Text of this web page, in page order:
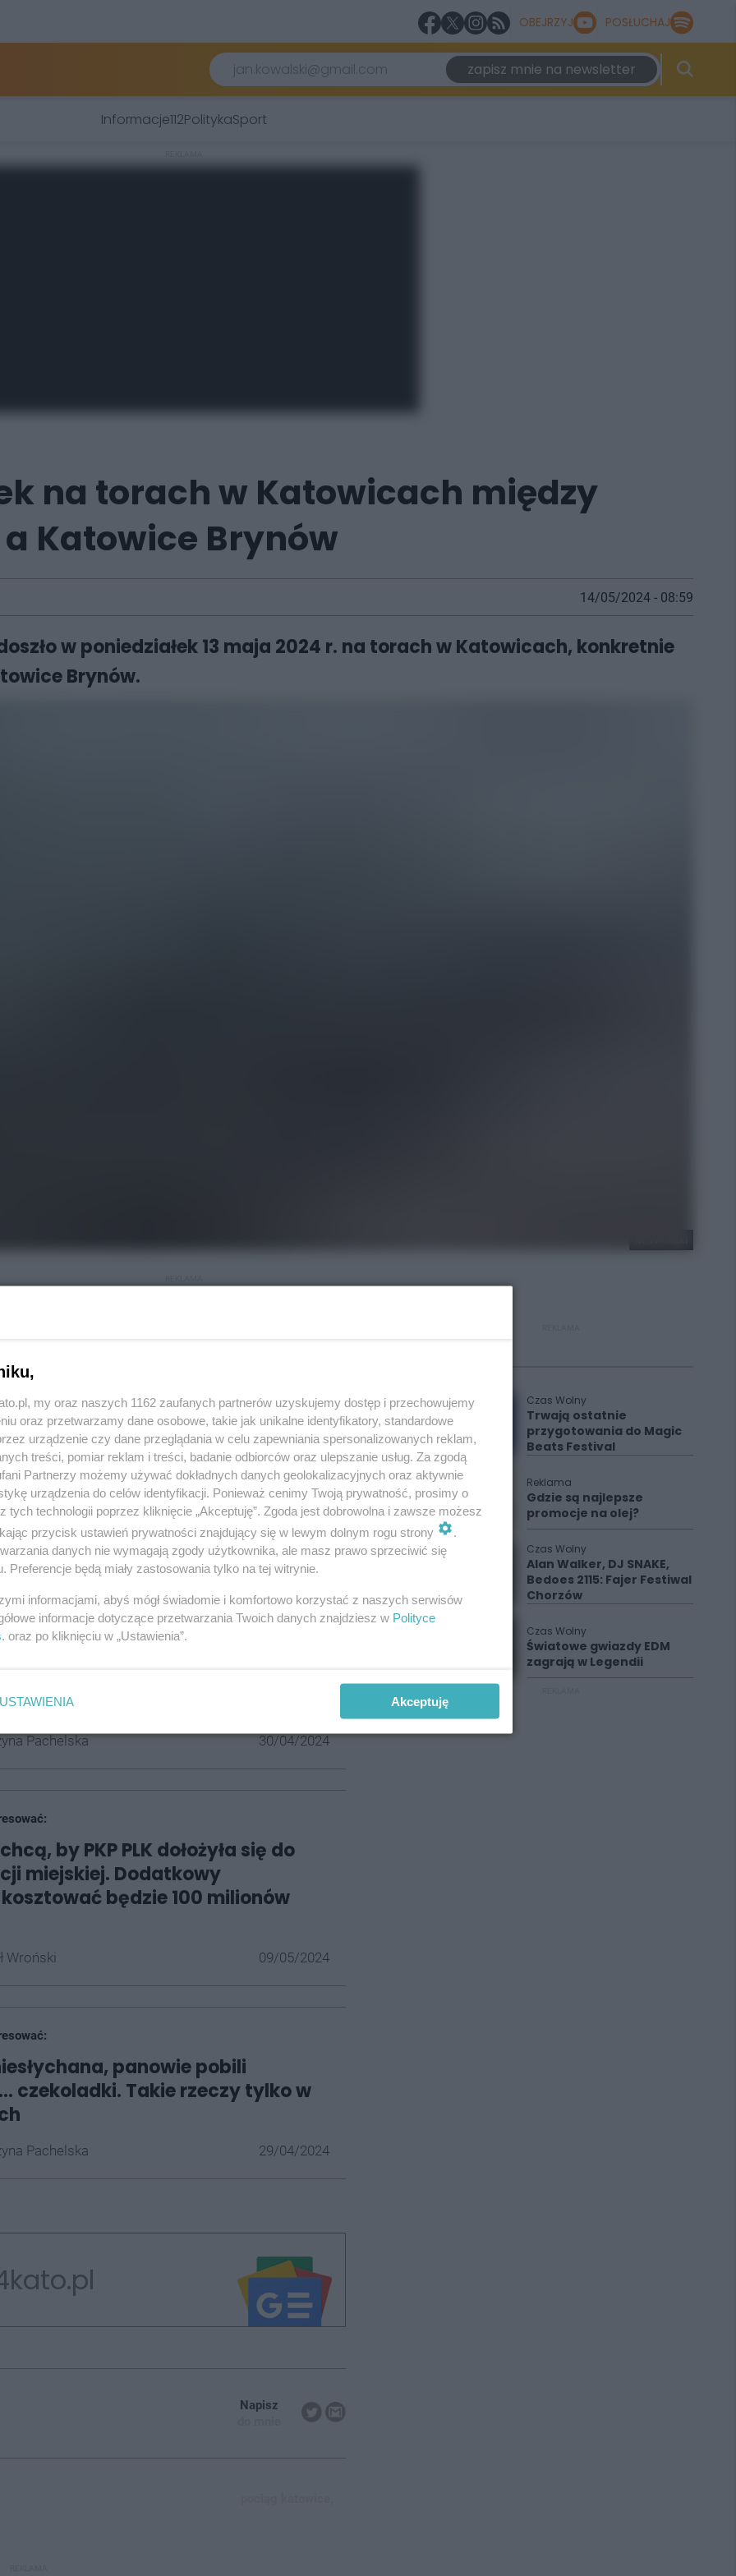
OBEJRZYJ POSŁUCHAJ
zapisz mnie na newsletter
Informacje112PolitykaSport
na torach w Katowicach między
Katowice Brynów
14/05/2024 - 08:59
w poniedziałek 13 maja 2024 r. na torach w Katowicach, konkretnie
Brynów.
13 maja 2024 roku, w Katowicach wydarzył
Brynów doszło do potrącenia osoby ze
poruszały się po sąsiednich torach. O godz.
pasażerskich na 105 min.
się również śmiertelny wypadek na torach w
potrącił mężczyznę znajdującego się na
w wyniku odniesionych obrażeń.
Grozi im dożywocie
Pachelska 30/04/2024
by PKP PLK dołożyła się do
miejskiej. Dodatkowy
będzie 100 milionów
Wroński 09/05/2024
panowie pobili
czekoladki. Takie rzeczy tylko w
Pachelska 29/04/2024
Napisz
Czas Wolny
Trwają ostatnie
przygotowania do Magic
Beats Festival
Reklama
Gdzie są najlepsze
promocje na olej?
Czas Wolny
Alan Walker, DJ SNAKE,
Bedoes 2115: Fajer Festiwal
Chorzów
Czas Wolny
Światowe gwiazdy EDM
zagrają w Legendii
my oraz naszych 1162 zaufanych partnerów uzyskujemy dostęp i przechowujemy
oraz przetwarzamy dane osobowe, takie jak unikalne identyfikatory, standardowe
urządzenie czy dane przeglądania w celu zapewniania spersonalizowanych reklam,
treści, pomiar reklam i treści, badanie odbiorców oraz ulepszanie usług. Za zgodą
Partnerzy możemy używać dokładnych danych geolokalizacyjnych oraz aktywnie
urządzenia do celów identyfikacji. Ponieważ cenimy Twoją prywatność, prosimy o
tych technologii poprzez kliknięcie „Akceptuję”. Zgoda jest dobrowolna i zawsze możesz
przycisk ustawień prywatności znajdujący się w lewym dolnym rogu strony
.
danych nie wymagają zgody użytkownika, ale masz prawo sprzeciwić się
Preferencje będą miały zastosowania tylko na tej witrynie.
informacjami, abyś mógł świadomie i komfortowo korzystać z naszych serwisów
informacje dotyczące przetwarzania Twoich danych znajdziesz w Polityce
. oraz po kliknięciu w „Ustawienia”.
USTAWIENIA Akceptuję